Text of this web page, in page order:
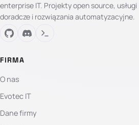
enterprise IT. Projekty open source, usługi
doradcze i rozwiązania automatyzacyjne.
FIRMA
O nas
Evotec IT
Dane firmy